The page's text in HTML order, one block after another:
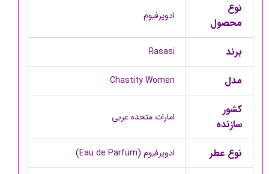
نوع
محصول
ادوپرفیوم
برند Rasasi
مدل Chastity Women
کشور
سازنده
امارات متحده عربی
نوع عطر ادوپرفیوم (Eau de Parfum)